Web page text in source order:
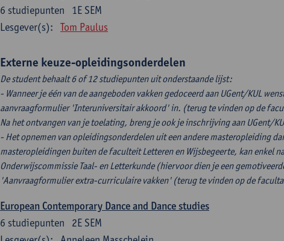
1E SEM
6 studiepunten
Lesgever(s):
Tom Paulus
Externe keuze-opleidingsonderdelen
De student behaalt 6 of 12 studiepunten uit onderstaande lijst:
- Wanneer je één van de aangeboden vakken gedoceerd aan UGent/KUL
aanvraagformulier 'Interuniversitair akkoord' in. (terug te vinden op de
Na het ontvangen van je toelating, breng je ook je inschrijving aan UGent/
- Het opnemen van opleidingsonderdelen uit een andere masteropleiding
masteropleidingen buiten de faculteit Letteren en Wijsbegeerte, kan enkel
Onderwijscommissie Taal- en Letterkunde (hiervoor dien je een
'Aanvraagformulier extra-curriculaire vakken' (terug te vinden op de
European Contemporary Dance and Dance studies
2E SEM
6 studiepunten